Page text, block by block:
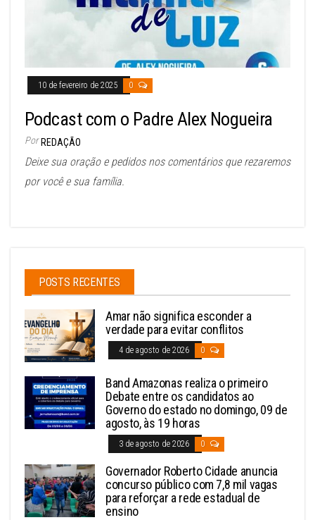
10 de fevereiro de 2025 0
Podcast com o Padre Alex Nogueira
Por REDAÇÃO
Deixe sua oração e pedidos nos comentários que rezaremos
por você e sua família.
POSTS RECENTES
Amar não significa esconder a
verdade para evitar conflitos
4 de agosto de 2026 0
Band Amazonas realiza o primeiro
Debate entre os candidatos ao
Governo do estado no domingo, 09 de
agosto, às 19 horas
3 de agosto de 2026 0
Governador Roberto Cidade anuncia
concurso público com 7,8 mil vagas
para reforçar a rede estadual de
ensino